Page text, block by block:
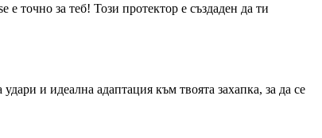
точно за теб! Този протектор е създаден да ти
и идеална адаптация към твоята захапка, за да се